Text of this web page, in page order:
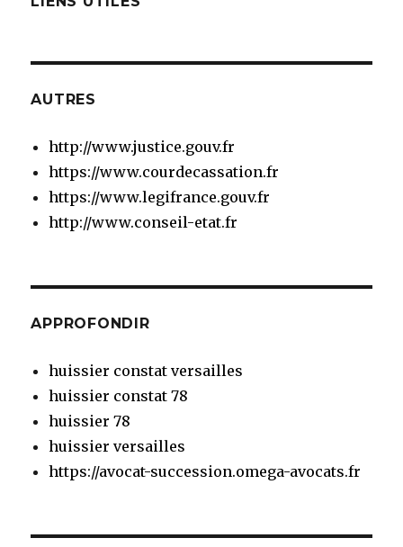
AUTRES
http://www.justice.gouv.fr
https://www.courdecassation.fr
https://www.legifrance.gouv.fr
http://www.conseil-etat.fr
APPROFONDIR
huissier constat versailles
huissier constat 78
huissier 78
huissier versailles
https://avocat-succession.omega-avocats.fr